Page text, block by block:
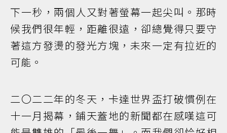
下一秒，兩個人又對著螢幕一起尖叫。那時
候我們很年輕，距離很遠，卻總覺得只要守
著這方發燙的發光方塊，未來一定有拉近的
可能。
二〇二二年的冬天，卡達世界盃打破慣例在
十一月揭幕，鋪天蓋地的新聞都在感嘆這可